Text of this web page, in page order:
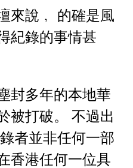
來說﹐ 的確是風
紀錄的事情甚
封多年的本地華
被打破。 不過出
者並非任何一部
香港任何一位具